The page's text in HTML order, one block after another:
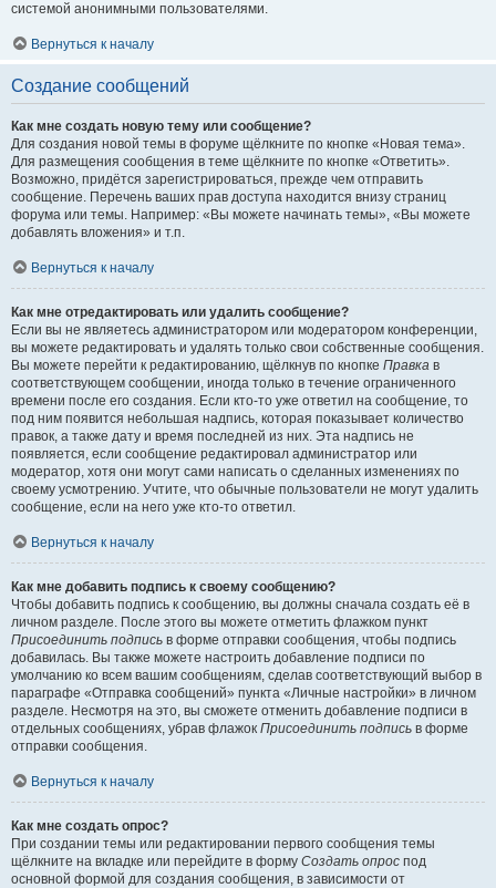
системой анонимными пользователями.
Вернуться к началу
Создание сообщений
Как мне создать новую тему или сообщение?
Для создания новой темы в форуме щёлкните по кнопке «Новая тема».
Для размещения сообщения в теме щёлкните по кнопке «Ответить».
Возможно, придётся зарегистрироваться, прежде чем отправить
сообщение. Перечень ваших прав доступа находится внизу страниц
форума или темы. Например: «Вы можете начинать темы», «Вы можете
добавлять вложения» и т.п.
Вернуться к началу
Как мне отредактировать или удалить сообщение?
Если вы не являетесь администратором или модератором конференции,
вы можете редактировать и удалять только свои собственные сообщения.
Вы можете перейти к редактированию, щёлкнув по кнопке Правка в
соответствующем сообщении, иногда только в течение ограниченного
времени после его создания. Если кто-то уже ответил на сообщение, то
под ним появится небольшая надпись, которая показывает количество
правок, а также дату и время последней из них. Эта надпись не
появляется, если сообщение редактировал администратор или
модератор, хотя они могут сами написать о сделанных изменениях по
своему усмотрению. Учтите, что обычные пользователи не могут удалить
сообщение, если на него уже кто-то ответил.
Вернуться к началу
Как мне добавить подпись к своему сообщению?
Чтобы добавить подпись к сообщению, вы должны сначала создать её в
личном разделе. После этого вы можете отметить флажком пункт
Присоединить подпись в форме отправки сообщения, чтобы подпись
добавилась. Вы также можете настроить добавление подписи по
умолчанию ко всем вашим сообщениям, сделав соответствующий выбор в
параграфе «Отправка сообщений» пункта «Личные настройки» в личном
разделе. Несмотря на это, вы сможете отменить добавление подписи в
отдельных сообщениях, убрав флажок Присоединить подпись в форме
отправки сообщения.
Вернуться к началу
Как мне создать опрос?
При создании темы или редактировании первого сообщения темы
щёлкните на вкладке или перейдите в форму Создать опрос под
основной формой для создания сообщения, в зависимости от